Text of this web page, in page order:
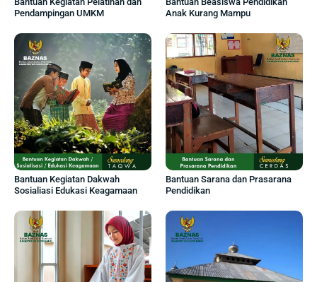
Pendampingan UMKM
Anak Kurang Mampu
Bantuan Kegiatan Dakwah
Sosialiasi Edukasi Keagamaan
Bantuan Sarana dan Prasarana
Pendidikan